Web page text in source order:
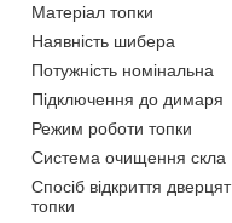
Матеріал топки
Наявність шибера
Потужність номінальна
Підключення до димаря
Режим роботи топки
Система очищення скла
Спосіб відкриття дверцят
топки